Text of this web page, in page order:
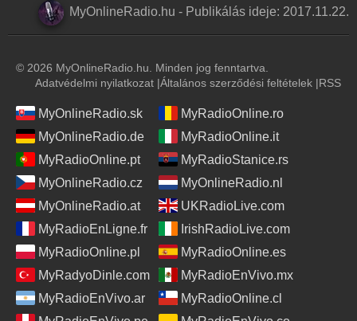
MyOnlineRadio.hu - Publikálás ideje: 2017.11.22.
© 2026 MyOnlineRadio.hu. Minden jog fenntartva.
Adatvédelmi nyilatkozat |Általános szerződési feltételek |RSS
MyOnlineRadio.sk
MyRadioOnline.ro
MyOnlineRadio.de
MyRadioOnline.it
MyRadioOnline.pt
MyRadioStanice.rs
MyOnlineRadio.cz
MyOnlineRadio.nl
MyOnlineRadio.at
UKRadioLive.com
MyRadioEnLigne.fr
IrishRadioLive.com
MyRadioOnline.pl
MyRadioOnline.es
MyRadyoDinle.com
MyRadioEnVivo.mx
MyRadioEnVivo.ar
MyRadioOnline.cl